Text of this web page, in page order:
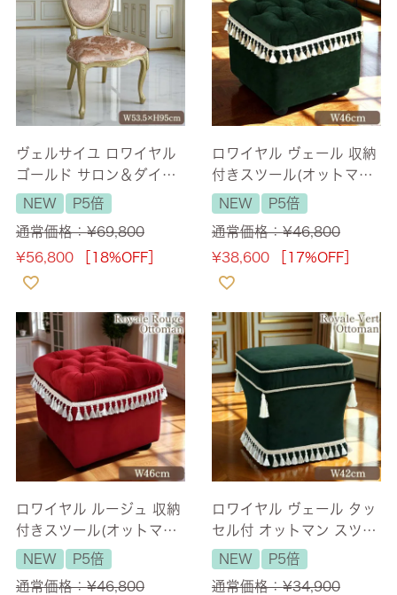
ヴェルサイユ ロワイヤル
ゴールド サロン＆ダイニ
ングチェア 【送料無料】
NEW
P5倍
通常価格：¥69,800
¥56,800 ［18%OFF］
ロワイヤル ヴェール 収納
付きスツール(オットマン)
ベルベット グリーン 幅46
cm 【送料無料】
NEW
P5倍
通常価格：¥46,800
¥38,600 ［17%OFF］
ロワイヤル ルージュ 収納
付きスツール(オットマン)
ベルベット レッド 幅46c
m 【送料無料】
NEW
P5倍
通常価格：¥46,800
ロワイヤル ヴェール タッ
セル付 オットマン スツー
ル ベルベット グリーン 幅
42cm 【送料無料】
NEW
P5倍
通常価格：¥34,900